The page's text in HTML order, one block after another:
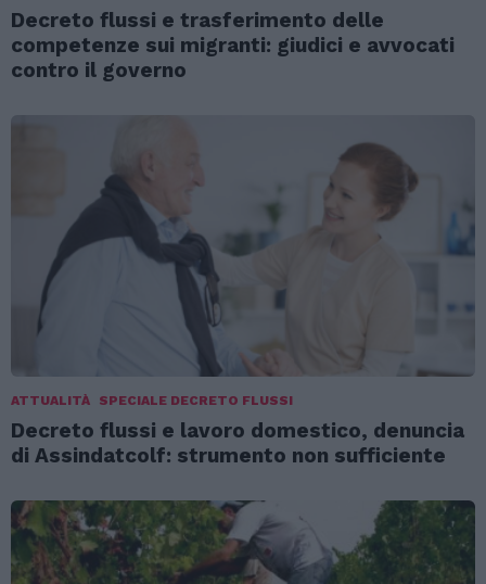
Decreto flussi e trasferimento delle
competenze sui migranti: giudici e avvocati
contro il governo
ATTUALITÀ SPECIALE DECRETO FLUSSI
Decreto flussi e lavoro domestico, denuncia
di Assindatcolf: strumento non sufficiente